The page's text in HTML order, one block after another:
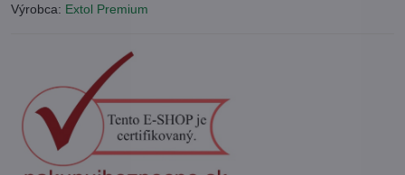
Výrobca: Extol Premium